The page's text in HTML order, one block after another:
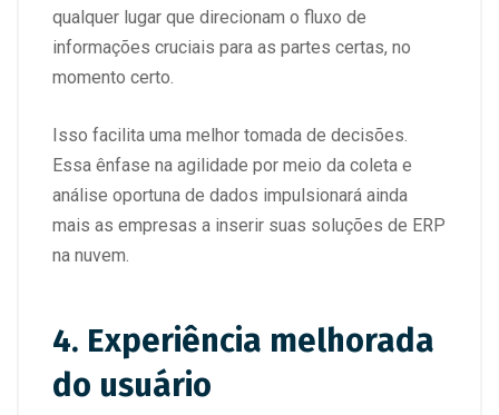
qualquer lugar que direcionam o fluxo de
informações cruciais para as partes certas, no
momento certo.
Isso facilita uma melhor tomada de decisões.
Essa ênfase na agilidade por meio da coleta e
análise oportuna de dados impulsionará ainda
mais as empresas a inserir suas soluções de ERP
na nuvem.
4. Experiência melhorada
do usuário